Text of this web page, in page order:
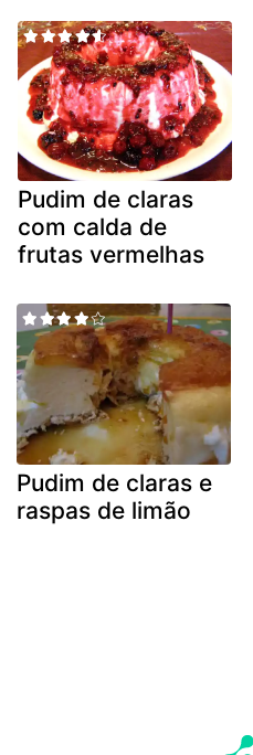
Pudim de claras
com calda de
frutas vermelhas
Pudim de claras e
raspas de limão